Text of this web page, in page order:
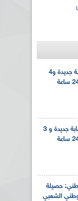
كورونا: 95 إصابة جديدة و4
وفيات خلال ال24 ساعة
كورونا: 107 إصابة جديدة و 3
وفيات خلال ال24 ساعة
حصيلة
الشعبي